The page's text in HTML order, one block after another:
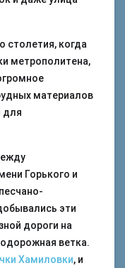
столетия, когда
метрополитена,
материалов
для
Горького и
эти
дороги на
ветка.
Хамиловки, и